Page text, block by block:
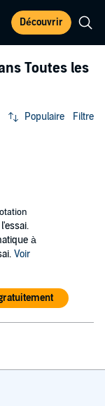
Découvrir
Toutes les
Populaire Filtre
à
Voir